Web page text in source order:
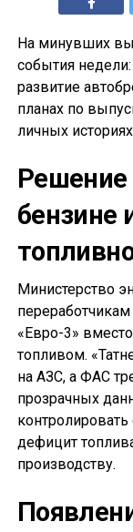
На минувших
события
развитие
планах по
личных
Решение
бензине
Министерство
«Евро-3»
топливом.
на АЗС, а ФАС
прозрачных
дефицит
производству.